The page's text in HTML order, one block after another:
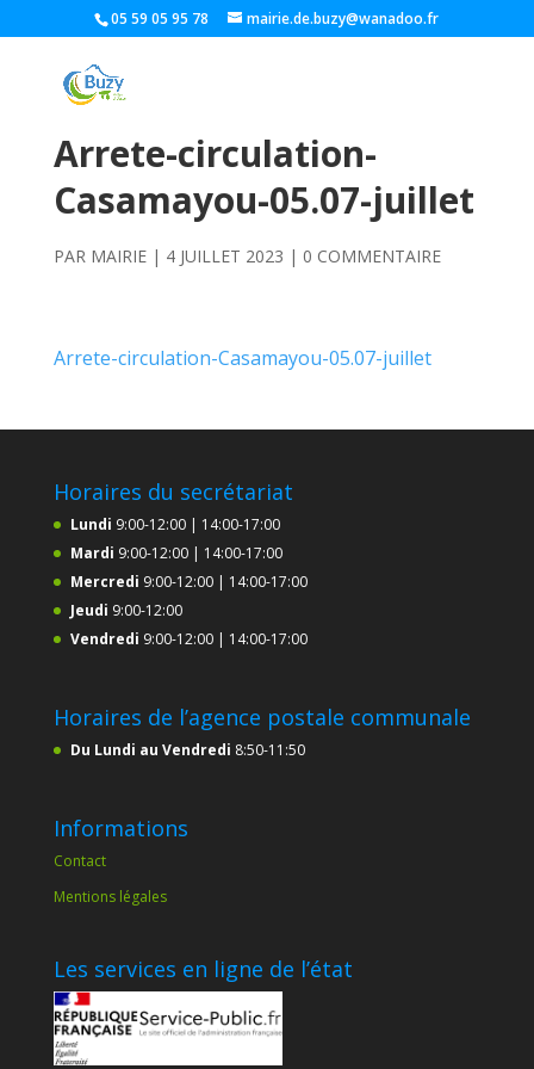
05 59 05 95 78 mairie.de.buzy@wanadoo.fr
Arrete-circulation-
Casamayou-05.07-juillet
PAR MAIRIE| 4 JUILLET 2023 | 0 COMMENTAIRE
Arrete-circulation-Casamayou-05.07-juillet
Horaires du secrétariat
Lundi 9:00-12:00 | 14:00-17:00
Mardi 9:00-12:00 | 14:00-17:00
Mercredi 9:00-12:00 | 14:00-17:00
Jeudi 9:00-12:00
Vendredi 9:00-12:00 | 14:00-17:00
Horaires de l’agence postale communale
Du Lundi au Vendredi 8:50-11:50
Informations
Contact
Mentions légales
Les services en ligne de l’état